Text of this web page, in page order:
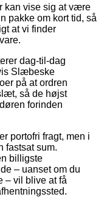
kan vise sig at være
pakke om kort tid, så
at vi finder
dag-til-dag
Slæbeske
på at ordren
så de højst
forinden
portofri fragt, men i
fastsat sum.
billigste
– uanset om du
– vil blive at få